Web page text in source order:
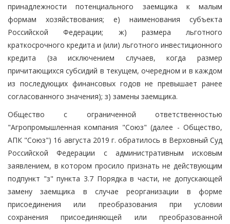
принадлежности потенциального заемщика к малым
формам хозяйствования; е) наименования субъекта
Российской Федерации; ж) размера льготного
краткосрочного кредита и (или) льготного инвестиционного
кредита (за исключением случаев, когда размер
причитающихся субсидий в текущем, очередном и в каждом
из последующих финансовых годов не превышает ранее
согласованного значения); з) замены заемщика.
Общество с ограниченной ответственностью
"Агропромышленная компания "Союз" (далее - Общество,
АПК "Союз") 16 августа 2019 г. обратилось в Верховный Суд
Российской Федерации с административным исковым
заявлением, в котором просило признать не действующим
подпункт "з" пункта 3.7 Порядка в части, не допускающей
замену заемщика в случае реорганизации в форме
присоединения или преобразования при условии
сохранения присоединяющей или преобразованной